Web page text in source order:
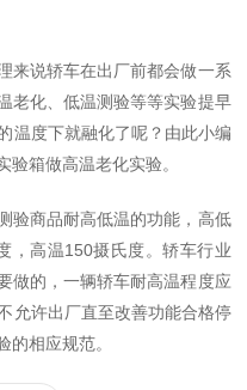
来说轿车在出厂前都会做一系
老化、低温测验等等实验提早
温度下就融化了呢？由此小编
箱做高温老化实验。
验商品耐高低温的功能，高低
，高温150摄氏度。轿车行业
做的，一辆轿车耐高温程度应
允许出厂直至改善功能合格停
的相应规范。